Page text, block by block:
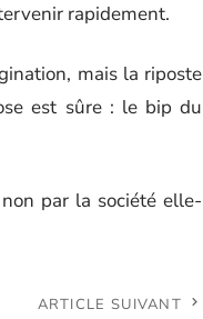
rapidement.
mais la riposte
est sûre : le bip du
par la société elle-
ARTICLE SUIVANT